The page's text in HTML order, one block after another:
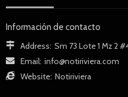
Información de contacto
Address: Sm 73 Lote 1 Mz 2
Email: info@notiriviera.com
Website: Notiriviera